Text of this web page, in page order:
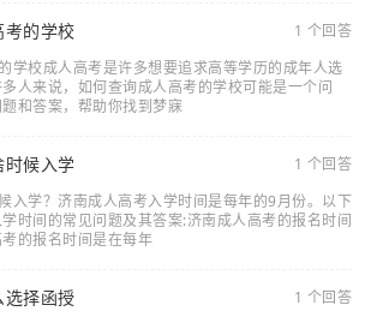
考的学校
1 个回答
学校成人高考是许多想要追求高等学历的成年人选
人来说，如何查询成人高考的学校可能是一个问
和答案，帮助你找到梦寐
时候入学
1 个回答
入学？济南成人高考入学时间是每年的9月份。以下
时间的常见问题及其答案:济南成人高考的报名时间
的报名时间是在每年
选择函授
1 个回答